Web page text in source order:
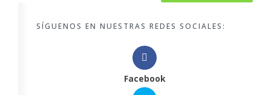
SÍGUENOS EN NUESTRAS REDES SOCIALES:
Facebook